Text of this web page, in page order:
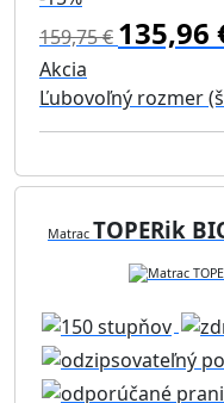
159,75 € 135,96
Akcia
Ľubovoľný rozmer
Matrac TOPERik